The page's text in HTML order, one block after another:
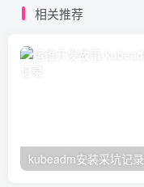
相关推荐
kubeadm安装采坑记录